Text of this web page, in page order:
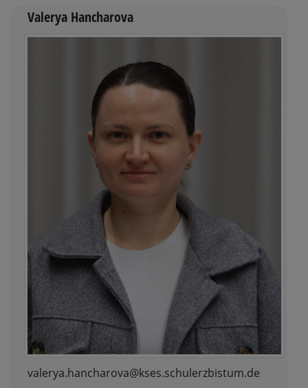
Valerya Hancharova
valerya.hancharova@kses.schulerzbistum.de